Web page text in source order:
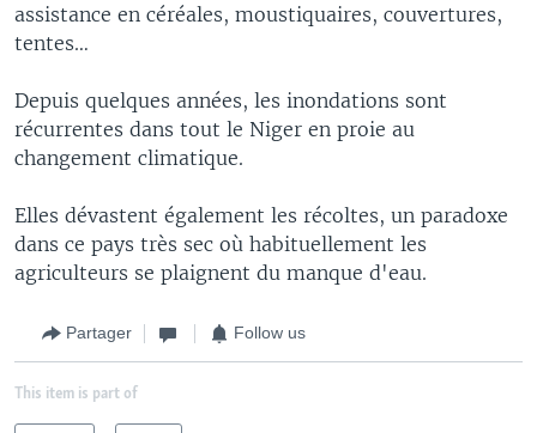
assistance en céréales, moustiquaires, couvertures,
tentes…
Depuis quelques années, les inondations sont
récurrentes dans tout le Niger en proie au
changement climatique.
Elles dévastent également les récoltes, un paradoxe
dans ce pays très sec où habituellement les
agriculteurs se plaignent du manque d'eau.
Partager Follow us
This item is part of